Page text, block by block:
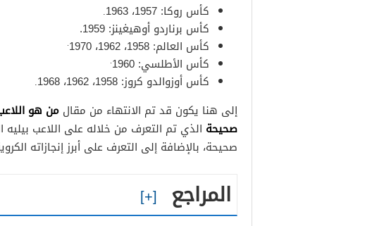
كأس روكا: 1957، 1963
.
كأس برناردو أوهيغينز: 1959.
كأس العالم: 1958، 1962، 1970
.
كأس الأطلسي: 1960 .
كأس أوزوالدو كروز: 1958، 1962، 1968 .
إلى هنا يكون قد تم الانتهاء من مقال من هو
صحيحة الذي تم التعرف من خلاله على اللاعب
صحيحة، بالإضافة إلى التعرف على أبرز إنجازاته
المراجع